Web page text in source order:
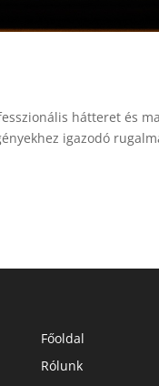
hátteret és
igazodó
Főoldal
Rólunk